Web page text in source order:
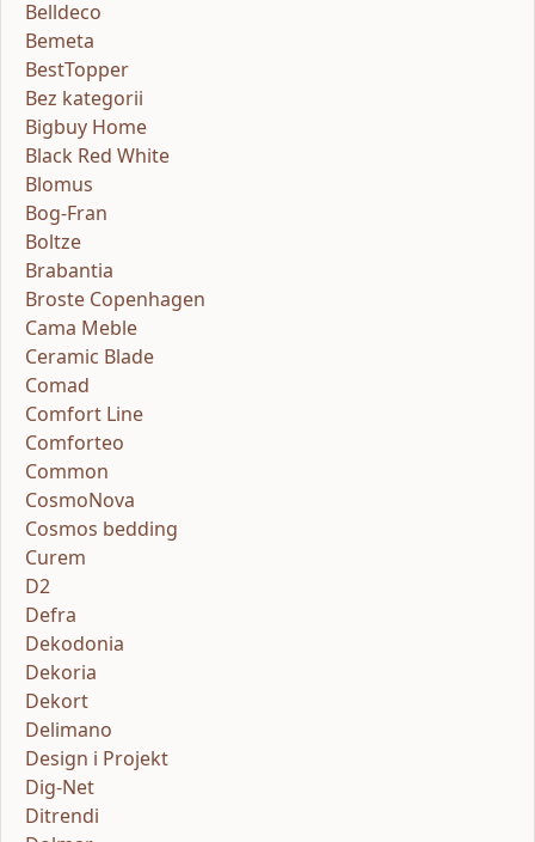
Belldeco
Bemeta
BestTopper
Bez kategorii
Bigbuy Home
Black Red White
Blomus
Bog-Fran
Boltze
Brabantia
Broste Copenhagen
Cama Meble
Ceramic Blade
Comad
Comfort Line
Comforteo
Common
CosmoNova
Cosmos bedding
Curem
D2
Defra
Dekodonia
Dekoria
Dekort
Delimano
Design i Projekt
Dig-Net
Ditrendi